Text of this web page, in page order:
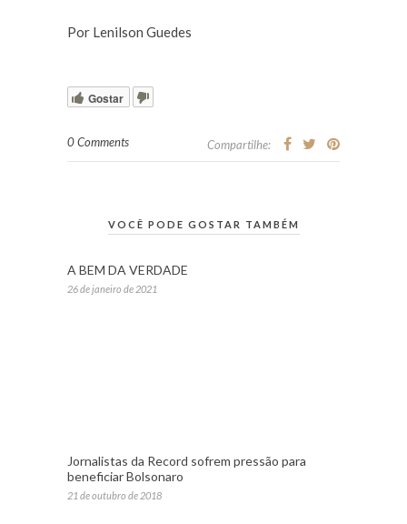
Por Lenilson Guedes
Gostar
0 Comments Compartilhe:
VOCÊ PODE GOSTAR TAMBÉM
A BEM DA VERDADE
26 de janeiro de 2021
Jornalistas da Record sofrem pressão para
beneficiar Bolsonaro
21 de outubro de 2018